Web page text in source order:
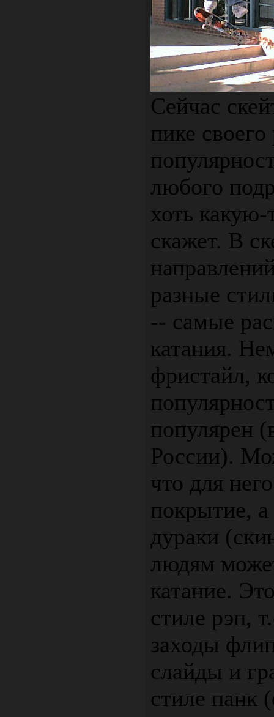
Сейчас
пике
любого
хоть
скажет. В
разные
-- самые
катания.
фристайл,
популярен
России).
что для
покрытие,
дураки
людям
катание.
стиле рэп,
заходы
слайды и
стиле панк